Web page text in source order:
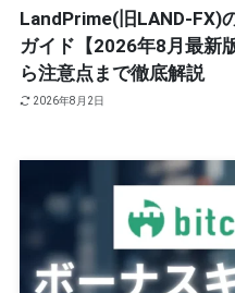
LandPrime(旧LAND-FX)
ガイド【2026年8月最新
ら注意点まで徹底解説
2026年8月2日